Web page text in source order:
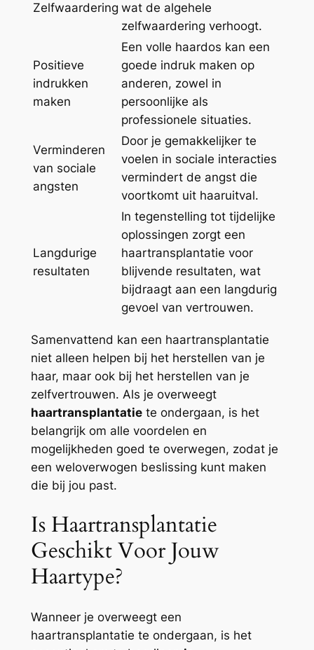
Zelfwaardering wat de algehele
zelfwaardering verhoogt.
Positieve
indrukken
maken
Een volle haardos kan een
goede indruk maken op
anderen, zowel in
persoonlijke als
professionele situaties.
Verminderen
van sociale
angsten
Door je gemakkelijker te
voelen in sociale interacties
vermindert de angst die
voortkomt uit haaruitval.
Langdurige
resultaten
In tegenstelling tot tijdelijke
oplossingen zorgt een
haartransplantatie voor
blijvende resultaten, wat
bijdraagt aan een langdurig
gevoel van vertrouwen.
Samenvattend kan een haartransplantatie
niet alleen helpen bij het herstellen van je
haar, maar ook bij het herstellen van je
zelfvertrouwen. Als je overweegt
haartransplantatiete ondergaan, is het
belangrijk om alle voordelen en
mogelijkheden goed te overwegen, zodat je
een weloverwogen beslissing kunt maken
die bij jou past.
Is Haartransplantatie
Geschikt Voor Jouw
Haartype?
Wanneer je overweegt een
haartransplantatie te ondergaan, is het